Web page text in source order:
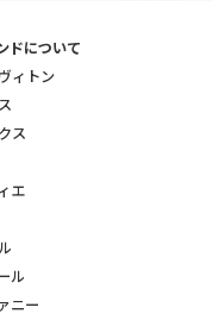
ドについて
ィトン
ス
エ
ル
ニー